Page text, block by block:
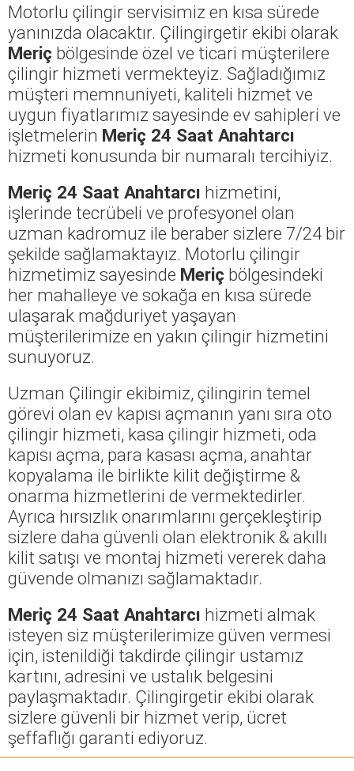
Motorlu çilingir servisimiz en kısa sürede
yanınızda olacaktır. Çilingirgetir ekibi olarak
Meriç bölgesinde özel ve ticari müşterilere
çilingir hizmeti vermekteyiz. Sağladığımız
müşteri memnuniyeti, kaliteli hizmet ve
uygun fiyatlarımız sayesinde ev sahipleri ve
işletmelerin Meriç 24 Saat Anahtarcı
hizmeti konusunda bir numaralı tercihiyiz.
Meriç 24 Saat Anahtarcı hizmetini,
işlerinde tecrübeli ve profesyonel olan
uzman kadromuz ile beraber sizlere 7/24 bir
şekilde sağlamaktayız. Motorlu çilingir
hizmetimiz sayesinde Meriç bölgesindeki
her mahalleye ve sokağa en kısa sürede
ulaşarak mağduriyet yaşayan
müşterilerimize en yakın çilingir hizmetini
sunuyoruz.
Uzman Çilingir ekibimiz, çilingirin temel
görevi olan ev kapısı açmanın yanı sıra oto
çilingir hizmeti, kasa çilingir hizmeti, oda
kapısı açma, para kasası açma, anahtar
kopyalama ile birlikte kilit değiştirme &
onarma hizmetlerini de vermektedirler.
Ayrıca hırsızlık onarımlarını gerçekleştirip
sizlere daha güvenli olan elektronik & akıllı
kilit satışı ve montaj hizmeti vererek daha
güvende olmanızı sağlamaktadır.
Meriç 24 Saat Anahtarcı hizmeti almak
isteyen siz müşterilerimize güven vermesi
için, istenildiği takdirde çilingir ustamız
kartını, adresini ve ustalık belgesini
paylaşmaktadır. Çilingirgetir ekibi olarak
sizlere güvenli bir hizmet verip, ücret
şeffaflığı garanti ediyoruz.